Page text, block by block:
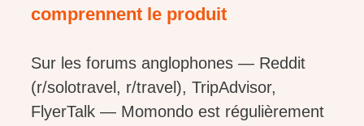
comprennent le produit
Sur les forums anglophones — Reddit
(r/solotravel, r/travel), TripAdvisor,
FlyerTalk — Momondo est régulièrement